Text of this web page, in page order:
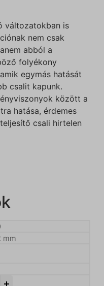
változatokban is
nem csak
abból a
folyékony
egymás hatását
csalit kapunk.
között a
hatása, érdemes
csali hirtelen
mm